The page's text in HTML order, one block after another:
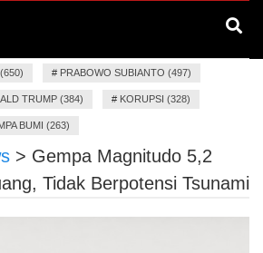
# PRABOWO SUBIANTO (497)
TRUMP (384) # KORUPSI (328)
BUMI (263)
> Gempa Magnitudo 5,2
Tidak Berpotensi Tsunami